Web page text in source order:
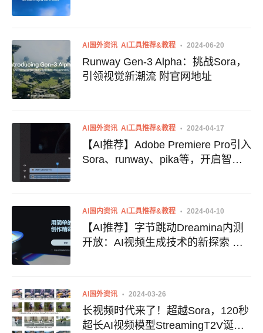
AI国外资讯 AI工具推荐&教程 2024-06-20
Runway Gen-3 Alpha：挑战Sora，
引领视觉新潮流 附官网地址
AI国外资讯 AI工具推荐&教程 2024-04-17
【AI推荐】Adobe Premiere Pro引入
Sora、runway、pika等，开启智能
AI国内资讯 AI工具推荐&教程 2024-04-10
【AI推荐】字节跳动Dreamina内测
开放：AI视频生成技术的新探索 附
AI国外资讯 2024-03-26
长视频时代来了！超越Sora，120秒
超长AI视频模型StreamingT2V诞生